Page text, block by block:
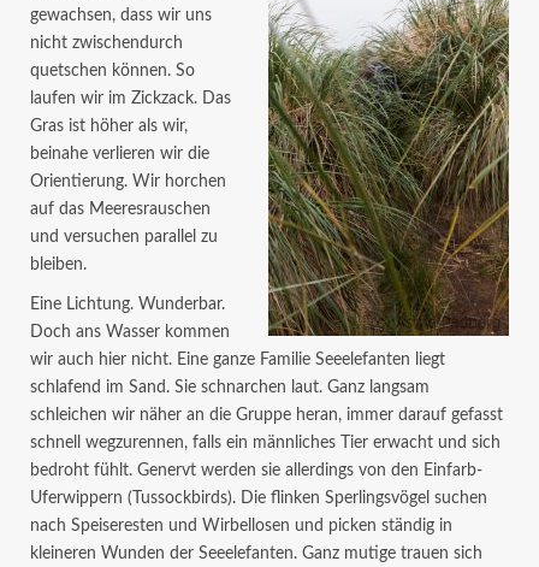
gewachsen, dass wir uns
nicht zwischendurch
quetschen können. So
laufen wir im Zickzack. Das
Gras ist höher als wir,
beinahe verlieren wir die
Orientierung. Wir horchen
auf das Meeresrauschen
und versuchen parallel zu
bleiben.
Eine Lichtung. Wunderbar.
Doch ans Wasser kommen
wir auch hier nicht. Eine ganze Familie Seeelefanten liegt
schlafend im Sand. Sie schnarchen laut. Ganz langsam
schleichen wir näher an die Gruppe heran, immer darauf gefasst
schnell wegzurennen, falls ein männliches Tier erwacht und sich
bedroht fühlt. Genervt werden sie allerdings von den Einfarb-
Uferwippern (Tussockbirds). Die flinken Sperlingsvögel suchen
nach Speiseresten und Wirbellosen und picken ständig in
kleineren Wunden der Seeelefanten. Ganz mutige trauen sich